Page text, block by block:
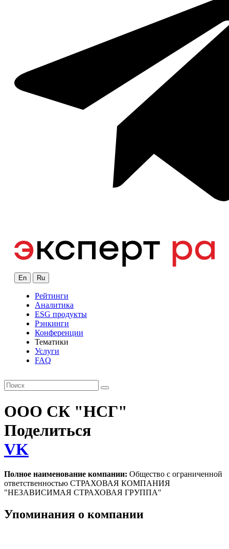
En Ru
Рейтинги
Аналитика
ESG продукты
Рэнкинги
Конференции
Тематики
Услуги
FAQ
ООО СК "НСГ"
Поделиться
VK
Полное наименование компании: Общество с ограниченной
ответственностью СТРАХОВАЯ КОМПАНИЯ
"НЕЗАВИСИМАЯ СТРАХОВАЯ ГРУППА"
Упоминания о компании